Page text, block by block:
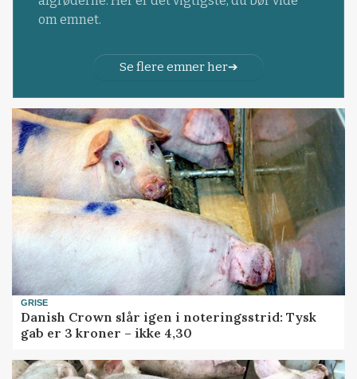
om emnet.
Se flere emner her
GRISE
Danish Crown slår igen i noteringsstrid: Tysk
gab er 3 kroner – ikke 4,30